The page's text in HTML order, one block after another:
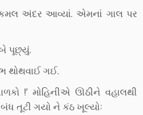
કમલ અંદર આવ્યાં. એમનાં ગાલ પર
પૂછ્યું.
થોથવાઈ ગઈ.
!’ મોહિનીએ ઊઠીને વહાલથી
તૂટી ગયો ને કંઠ ખૂલ્યોઃ